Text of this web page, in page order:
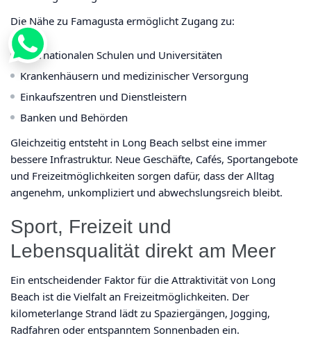
Die Nähe zu Famagusta ermöglicht Zugang zu:
Internationalen Schulen und Universitäten
Krankenhäusern und medizinischer Versorgung
Einkaufszentren und Dienstleistern
Banken und Behörden
Gleichzeitig entsteht in Long Beach selbst eine immer
bessere Infrastruktur. Neue Geschäfte, Cafés, Sportangebote
und Freizeitmöglichkeiten sorgen dafür, dass der Alltag
angenehm, unkompliziert und abwechslungsreich bleibt.
Sport, Freizeit und
Lebensqualität direkt am Meer
Ein entscheidender Faktor für die Attraktivität von Long
Beach ist die Vielfalt an Freizeitmöglichkeiten. Der
kilometerlange Strand lädt zu Spaziergängen, Jogging,
Radfahren oder entspanntem Sonnenbaden ein.